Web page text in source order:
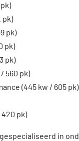
pk)
pk)
pk)
pk)
560 pk)
(445 kw / 605 pk)
420 pk)
in